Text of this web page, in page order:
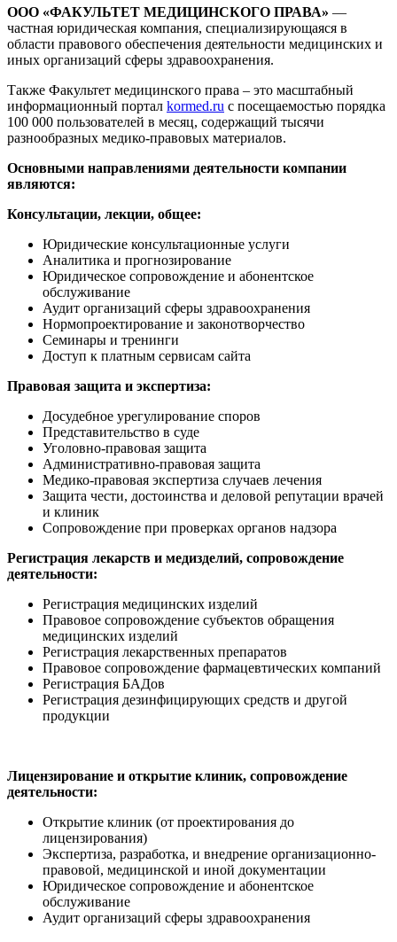
ООО «ФАКУЛЬТЕТ МЕДИЦИНСКОГО ПРАВА» —
частная юридическая компания, специализирующаяся в
области правового обеспечения деятельности медицинских и
иных организаций сферы здравоохранения.
Также Факультет медицинского права – это масштабный
информационный портал kormed.ru с посещаемостью порядка
100 000 пользователей в месяц, содержащий тысячи
разнообразных медико-правовых материалов.
Основными направлениями деятельности компании
являются:
Консультации, лекции, общее:
Юридические консультационные услуги
Аналитика и прогнозирование
Юридическое сопровождение и абонентское
обслуживание
Аудит организаций сферы здравоохранения
Нормопроектирование и законотворчество
Семинары и тренинги
Доступ к платным сервисам сайта
Правовая защита и экспертиза:
Досудебное урегулирование споров
Представительство в суде
Уголовно-правовая защита
Административно-правовая защита
Медико-правовая экспертиза случаев лечения
Защита чести, достоинства и деловой репутации врачей
и клиник
Сопровождение при проверках органов надзора
Регистрация лекарств и медизделий, сопровождение
деятельности:
Регистрация медицинских изделий
Правовое сопровождение субъектов обращения
медицинских изделий
Регистрация лекарственных препаратов
Правовое сопровождение фармацевтических компаний
Регистрация БАДов
Регистрация дезинфицирующих средств и другой
продукции
Лицензирование и открытие клиник, сопровождение
деятельности:
Открытие клиник (от проектирования до
лицензирования)
Экспертиза, разработка, и внедрение организационно-
правовой, медицинской и иной документации
Юридическое сопровождение и абонентское
обслуживание
Аудит организаций сферы здравоохранения